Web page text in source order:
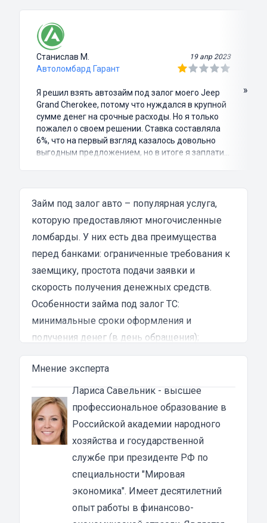
Станислав М. 19 апр 2023
Автоломбард Гарант
Я решил взять автозайм под залог моего Jeep
Grand Cherokee, потому что нуждался в крупной
сумме денег на срочные расходы. Но я только
пожалел о своем решении. Ставка составляла
6%, что на первый взгляд казалось довольно
выгодным предложением, но в итоге я заплатил
затянутым и занял много времени и усилий.
Никакого профессионализма и
Разочарование и раздражение - это все, что я
испытал в результате этого кредита...
»
Займ под залог авто – популярная услуга,
которую предоставляют многочисленные
ломбарды. У них есть два преимущества
перед банками: ограниченные требования к
заемщику, простота подачи заявки и
скорость получения денежных средств.
Особенности займа под залог ТС:
минимальные сроки оформления и
получения денег (в день обращения);
выгодные условия кредитования,
заключающиеся в пониженной ставке,
большом лимите и длительных сроках
погашения;
возможность вернуть долг досрочно и снять
залог без дальнейшей оплаты процентов;
большой выбор автоломбардов, что
повышает возможность получения займа и
выбора оптимального предложения на
лояльных для клиента условиях;
Мнение эксперта
Лариса Савельник- высшее
профессиональное образование в
Российской академии народного
хозяйства и государственной
службе при президенте РФ по
специальности "Мировая
экономика". Имеет десятилетний
опыт работы в финансово-